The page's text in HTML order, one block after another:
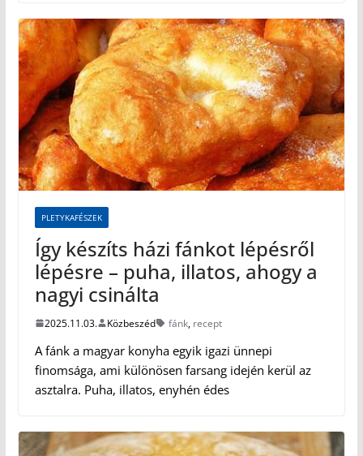
PLETYKAFÉSZEK
Így készíts házi fánkot lépésről
lépésre – puha, illatos, ahogy a
nagyi csinálta
2025.11.03. Közbeszéd fánk, recept
A fánk a magyar konyha egyik igazi ünnepi
finomsága, ami különösen farsang idején kerül az
asztalra. Puha, illatos, enyhén édes